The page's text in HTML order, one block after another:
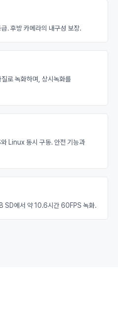
. 후방 카메라의 내구성 보장.
로 녹화하며, 상시녹화를
Linux 동시 구동. 안전 기능과
SD에서 약 10.6시간 60FPS 녹화.